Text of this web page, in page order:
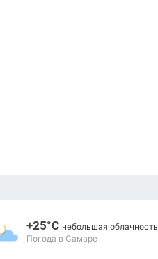
+25°C небольшая облачность
Погода в Самаре